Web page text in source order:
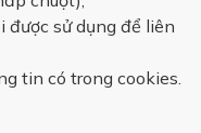
sử dụng để liên
tin có trong cookies.